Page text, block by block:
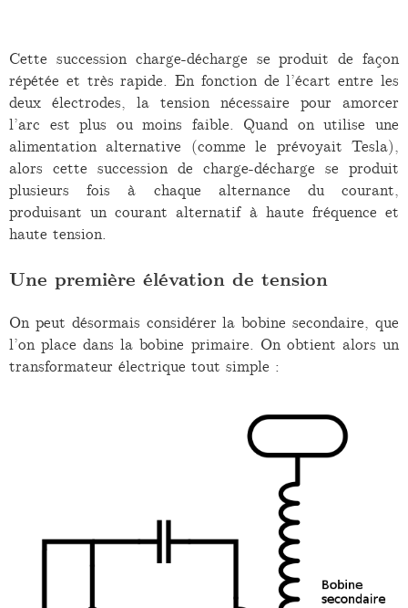
Cette succession charge-décharge se produit de façon
répétée et très rapide. En fonction de l’écart entre les
deux électrodes, la tension nécessaire pour amorcer
l’arc est plus ou moins faible. Quand on utilise une
alimentation alternative (comme le prévoyait Tesla),
alors cette succession de charge-décharge se produit
plusieurs fois à chaque alternance du courant,
produisant un courant alternatif à haute fréquence et
haute tension.
Une première élévation de tension
On peut désormais considérer la bobine secondaire, que
l’on place dans la bobine primaire. On obtient alors un
transformateur électrique tout simple :